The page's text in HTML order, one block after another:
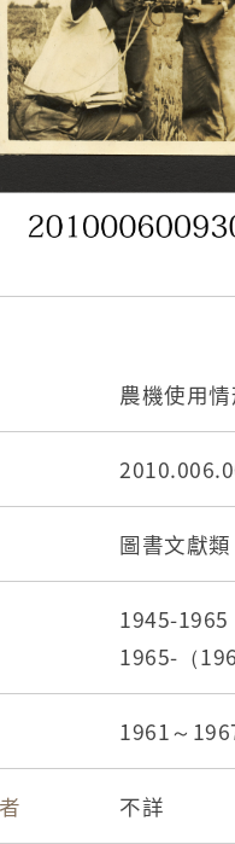
農機使用
圖書文獻
1945-1965
1965-（
1961～
不詳